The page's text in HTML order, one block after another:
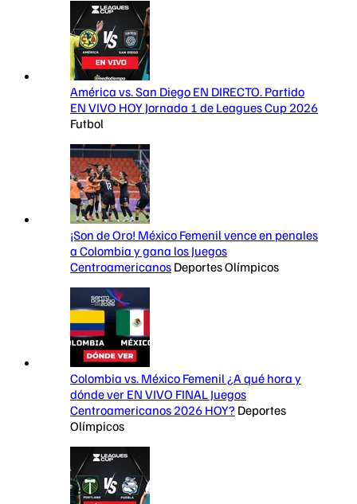
América vs. San Diego EN DIRECTO. Partido
EN VIVO HOY Jornada 1 de Leagues Cup 2026
Futbol
¡Son de Oro! México Femenil vence en penales
a Colombia y gana los Juegos
Centroamericanos Deportes Olímpicos
Colombia vs. México Femenil ¿A qué hora y
dónde ver EN VIVO FINAL Juegos
Centroamericanos 2026 HOY? Deportes
Olímpicos